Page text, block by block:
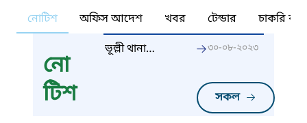
নোটিশ অফিস আদেশ খবর টেন্ডার চাকরি
নো
টিশ
সকল
ভূল্লী থানা
৩০-০৮-২০২৩